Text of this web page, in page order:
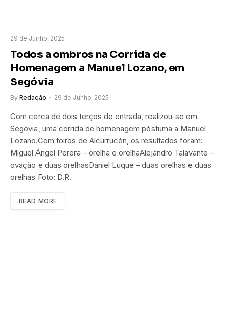
29 de Junho, 2025
Todos a ombros na Corrida de
Homenagem a Manuel Lozano, em
Segóvia
By Redação 29 de Junho, 2025
Com cerca de dois terços de entrada, realizou-se em
Segóvia, uma corrida de homenagem póstuma a Manuel
Lozano.Com toiros de Alcurrucén, os resultados foram:
Miguel Ángel Perera – orelha e orelhaAlejandro Talavante –
ovação e duas orelhasDaniel Luque – duas orelhas e duas
orelhas Foto: D.R.
READ MORE